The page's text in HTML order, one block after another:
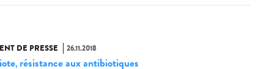
DE PRESSE 26.11.2018
, résistance aux antibiotiques